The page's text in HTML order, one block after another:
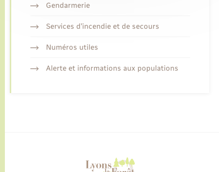
Gendarmerie
Services d’incendie et de secours
Numéros utiles
Alerte et informations aux populations